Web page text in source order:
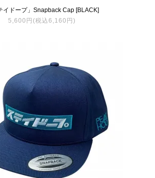
イドープ」Snapback Cap [BLACK]
5,600円(税込6,160円)